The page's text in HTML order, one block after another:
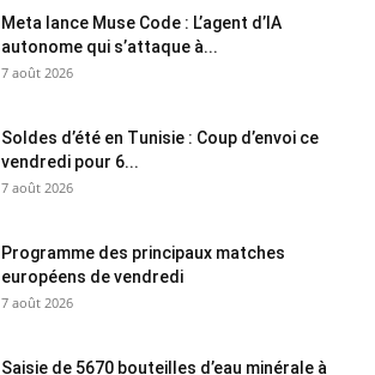
Meta lance Muse Code : L’agent d’IA
autonome qui s’attaque à...
7 août 2026
Soldes d’été en Tunisie : Coup d’envoi ce
vendredi pour 6...
7 août 2026
Programme des principaux matches
européens de vendredi
7 août 2026
Saisie de 5670 bouteilles d’eau minérale à